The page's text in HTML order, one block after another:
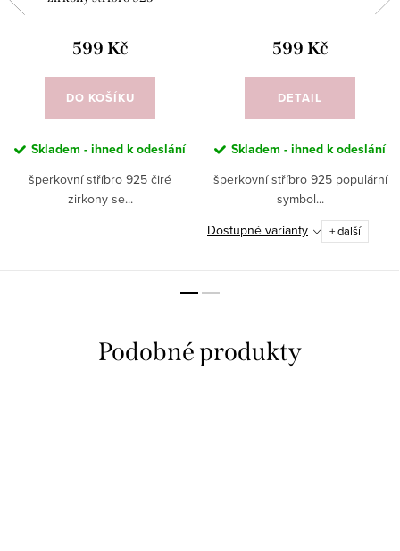
599 Kč
DO KOŠÍKU
Skladem - ihned k odeslání
šperkovní stříbro 925 čiré
zirkony se...
599 Kč
DETAIL
Skladem - ihned k odeslání
šperkovní stříbro 925 populární
symbol...
Dostupné varianty
+ další